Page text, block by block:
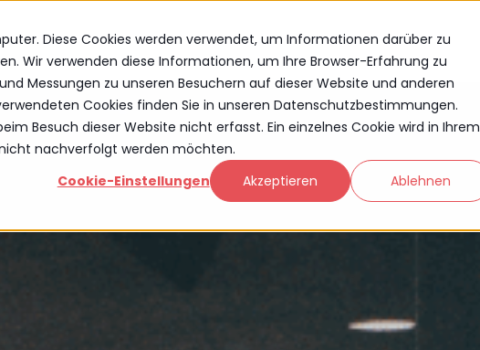
Diese Cookies werden verwendet, um Informationen darüber zu
Wir verwenden diese Informationen, um Ihre Browser-Erfahrung zu
Messungen zu unseren Besuchern auf dieser Website und anderen
Cookies finden Sie in unseren Datenschutzbestimmungen.
Besuch dieser Website nicht erfasst. Ein einzelnes Cookie wird in Ihrem
nachverfolgt werden möchten.
Cookie-Einstellungen
Akzeptieren Ablehnen